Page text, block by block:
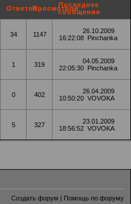
ОтветовПросмотровПоследнее
сообщение
34
1147
26.10.2009
16:22:08 Pinchanka
1 319
04.05.2009
22:05:30 Pinchanka
0
402
26.04.2009
10:50:20 VOVOKA
5
327
23.01.2009
18:56:52 VOVOKA
Создать форум | Помощь по форуму